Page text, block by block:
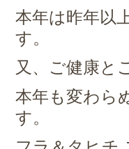
本年は昨年以
す。
又、ご健康と
本年も変わら
す。